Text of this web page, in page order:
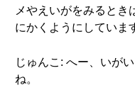
メやえいがをみるとき
にかくようにしていま
じゅんこ: へー、いが
ね。